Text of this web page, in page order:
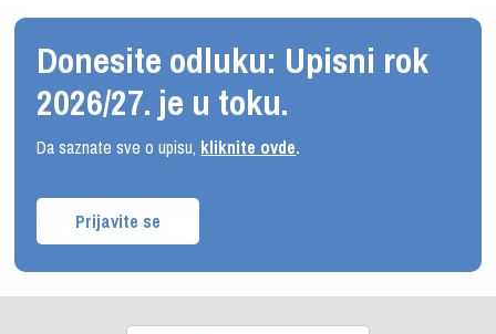
Donesite odluku: Upisni rok
2026/27. je u toku.
Da saznate sve o upisu, kliknite ovde.
Prijavite se